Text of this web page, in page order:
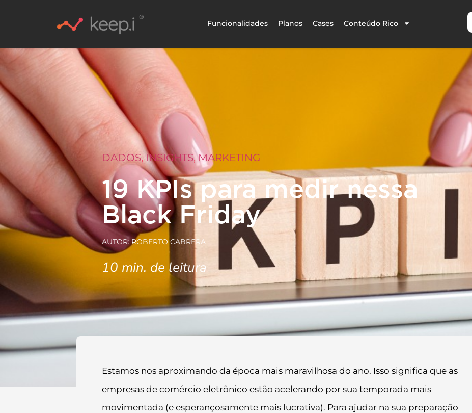
Funcionalidades Planos Cases Conteúdo Rico
DADOS,INSIGHTS,MARKETING
19 KPIs para medir nessa
Black Friday
AUTOR: ROBERTO CABRERA
10 min. de leitura
Estamos nos aproximando da época mais maravilhosa do ano. Isso significa que as
empresas de comércio eletrônico estão acelerando por sua temporada mais
movimentada (e esperançosamente mais lucrativa). Para ajudar na sua preparação